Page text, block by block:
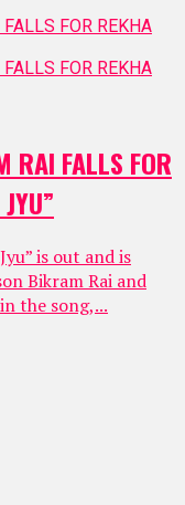
RAI FALLS FOR
is out and is
Bikram Rai and
the song,...